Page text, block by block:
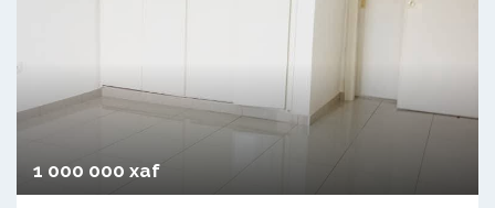
1 000 000 xaf